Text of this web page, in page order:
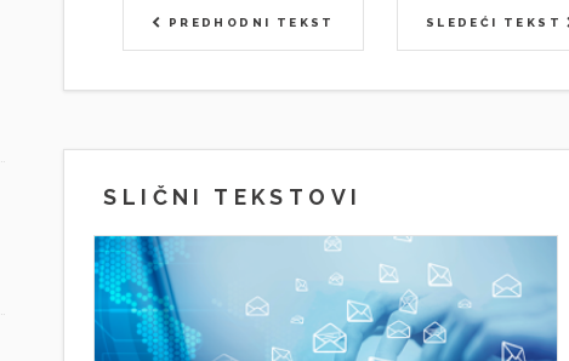
PREDHODNI TEKST SLEDEĆI TEKST
SLIČNI TEKSTOVI